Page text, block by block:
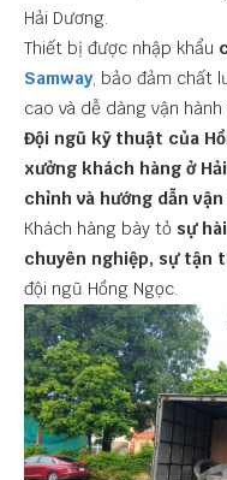
Hải Dương.
Thiết bị được nhập khẩu
Samway, bảo đảm chất
cao và dễ dàng vận
Đội ngũ kỹ thuật của
xưởng khách hàng ở
chỉnh và hướng dẫn
Khách hàng bày tỏ sự
chuyên nghiệp, sự tận
đội ngũ Hồng Ngọc.